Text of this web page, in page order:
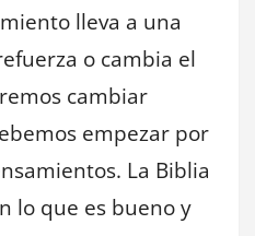
lleva a una
o cambia el
cambiar
empezar por
La Biblia
lo que es bueno y